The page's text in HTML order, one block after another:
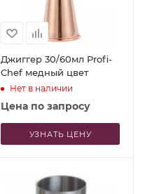
Джиггер 30/60мл Profi-
Chef медный цвет
Нет в наличии
Цена по запросу
УЗНАТЬ ЦЕНУ